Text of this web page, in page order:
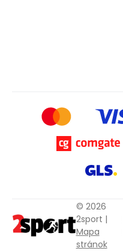
© 2026
2sport |
Mapa
stránok